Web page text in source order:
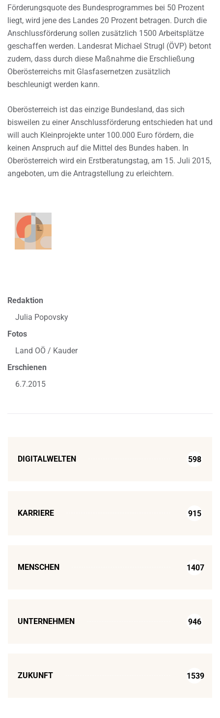
Förderungsquote des Bundesprogrammes bei 50 Prozent
liegt, wird jene des Landes 20 Prozent betragen. Durch die
Anschlussförderung sollen zusätzlich 1500 Arbeitsplätze
geschaffen werden. Landesrat Michael Strugl (ÖVP) betont
zudem, dass durch diese Maßnahme die Erschließung
Oberösterreichs mit Glasfasernetzen zusätzlich
beschleunigt werden kann.
Oberösterreich ist das einzige Bundesland, das sich
bisweilen zu einer Anschlussförderung entschieden hat und
will auch Kleinprojekte unter 100.000 Euro fördern, die
keinen Anspruch auf die Mittel des Bundes haben. In
Oberösterreich wird ein Erstberatungstag, am 15. Juli 2015,
angeboten, um die Antragstellung zu erleichtern.
Redaktion
Julia Popovsky
Fotos
Land OÖ / Kauder
Erschienen
6.7.2015
DIGITALWELTEN 598
KARRIERE 915
MENSCHEN 1407
UNTERNEHMEN 946
ZUKUNFT 1539